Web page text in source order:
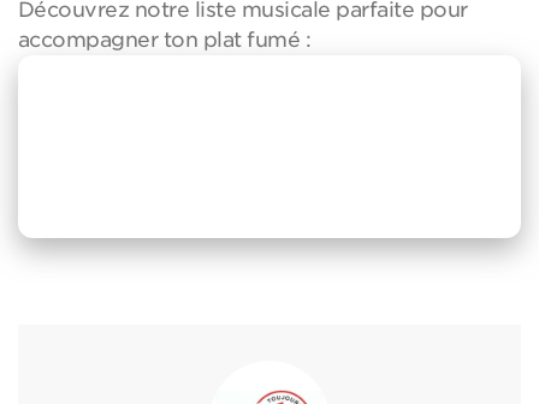
Découvrez notre liste musicale parfaite pour
accompagner ton plat fumé :